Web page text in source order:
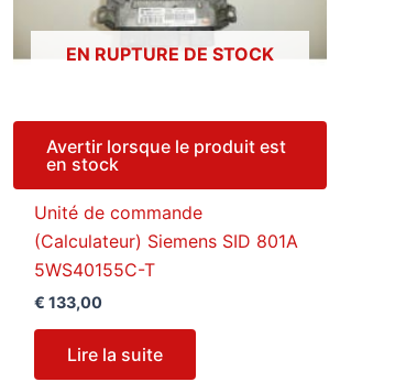
EN RUPTURE DE STOCK
Avertir lorsque le produit est
en stock
Unité de commande
(Calculateur) Siemens SID 801A
5WS40155C-T
€ 133,00
Lire la suite